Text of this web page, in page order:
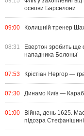
основи Барселони
09:00 Колишній тренер
08:31
Евертон зробить ще
нападника Болоньї
07:53 Крістіан Нергор —
07:30 Динамо Київ —
01:00
Війна, день 1625.
підозра